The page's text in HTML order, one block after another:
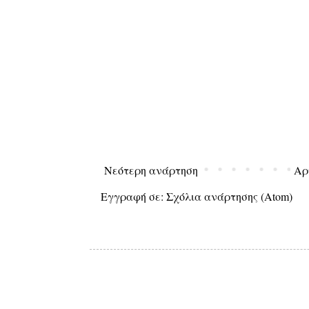
Νεότερη ανάρτηση
Εγγραφή σε: Σχόλια ανάρτησης (Atom)